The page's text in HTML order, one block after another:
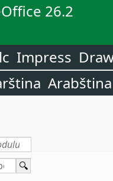
26.2
Impress
Arabština